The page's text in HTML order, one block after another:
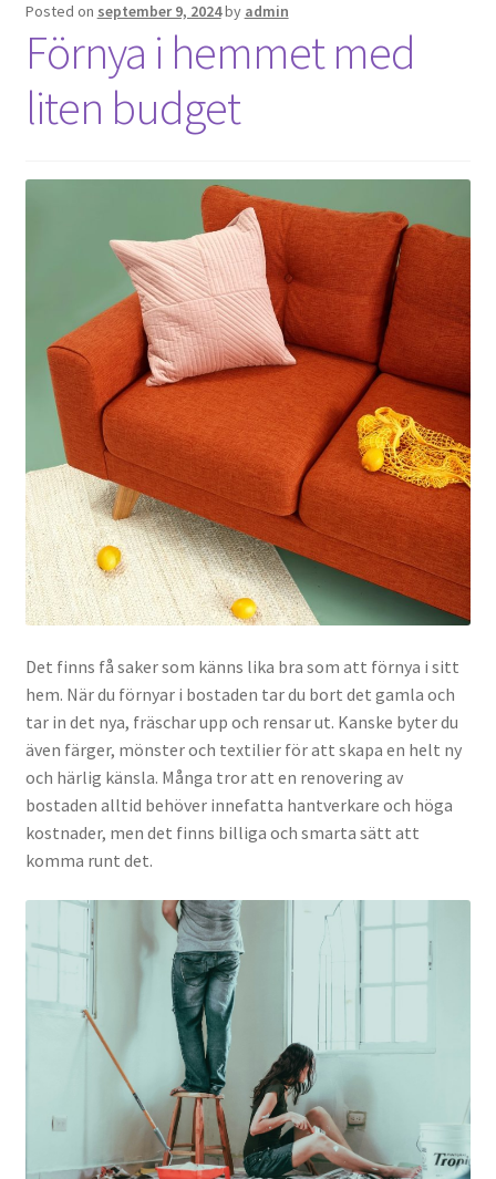
Posted on september 9, 2024by admin
Förnya i hemmet med
liten budget
Det finns få saker som känns lika bra som att förnya i sitt
hem. När du förnyar i bostaden tar du bort det gamla och
tar in det nya, fräschar upp och rensar ut. Kanske byter du
även färger, mönster och textilier för att skapa en helt ny
och härlig känsla. Många tror att en renovering av
bostaden alltid behöver innefatta hantverkare och höga
kostnader, men det finns billiga och smarta sätt att
komma runt det.